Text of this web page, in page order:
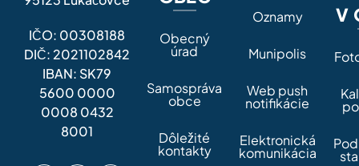
IČO: 00308188
DIČ: 2021102842
IBAN: SK79
5600 0000
0008 0432
8001
Obecný
úrad
Samospráva
obce
Dôležité
kontakty
Oznamy
Munipolis
Web push
notifikácie
Elektronická
komunikácia
V